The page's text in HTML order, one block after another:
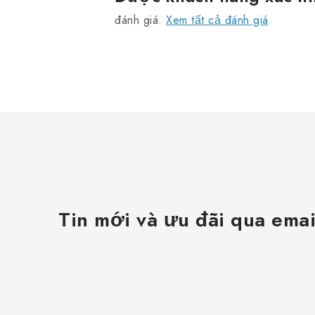
y
c
đánh giá. Xem tất cả đánh giá
Tin mới và ưu đãi qua